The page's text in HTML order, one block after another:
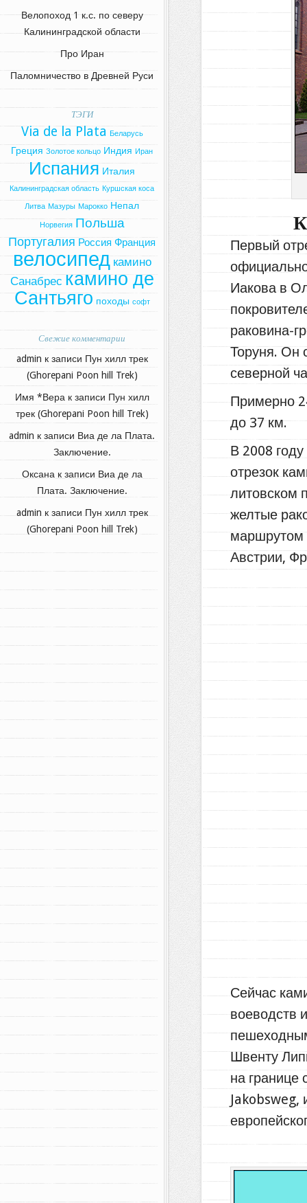
Велопоход 1 к.с. по северу
Калининградской области
Про Иран
Паломничество в Древней Руси
ТЭГИ
Via de la Plata Беларусь
Греция Золотое кольцо Индия Иран
Испания Италия
Калининградская область Куршская коса
Литва Мазуры Марокко Непал
Норвегия Польша
Португалия Россия Франция
велосипед камино
Санабрес камино де
Сантьяго походы софт
Свежие комментарии
admin к записи Пун хилл трек
(Ghorepani Poon hill Trek)
Имя *Верак записи Пун хилл
трек (Ghorepani Poon hill Trek)
admin к записи Виа де ла Плата.
Заключение.
Оксанак записи Виа де ла
Плата. Заключение.
admin к записи Пун хилл трек
(Ghorepani Poon hill Trek)
Первый
Иакова в
раковина-
Торуня. Он
северной
Примерно
до 37 км.
В 2008
отрезок
литовском
желтые
маршрутом
Австрии,
Сейчас
воеводств
Швенту
на границе
Jakobsweg,